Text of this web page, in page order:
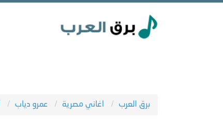
برق العرب اغاني مصرية عمرو دياب